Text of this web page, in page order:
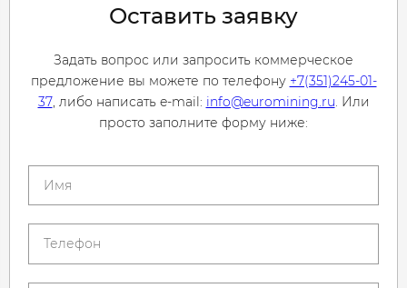
Оставить заявку
Задать вопрос или запросить коммерческое
предложение вы можете по телефону +7(351)245-01-
37, либо написать e-mail: info@euromining.ru. Или
просто заполните форму ниже: